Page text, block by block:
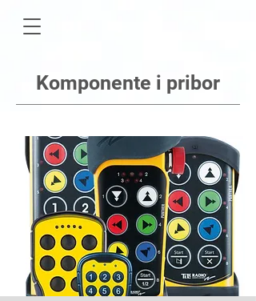
Komponente i pribor